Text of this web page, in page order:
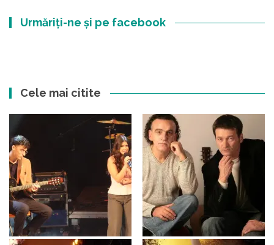
Urmăriți-ne și pe facebook
Cele mai citite